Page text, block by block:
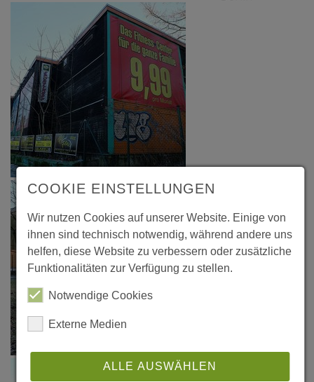
COOKIE EINSTELLUNGEN
Wir nutzen Cookies auf unserer Website. Einige von
ihnen sind technisch notwendig, während andere uns
helfen, diese Website zu verbessern oder zusätzliche
Funktionalitäten zur Verfügung zu stellen.
Notwendige Cookies
Externe Medien
ALLE AUSWÄHLEN